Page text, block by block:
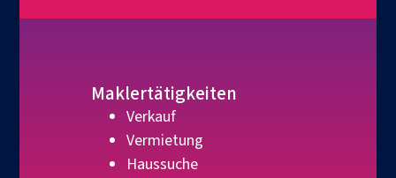
Maklertätigkeiten
Verkauf
Vermietung
Haussuche